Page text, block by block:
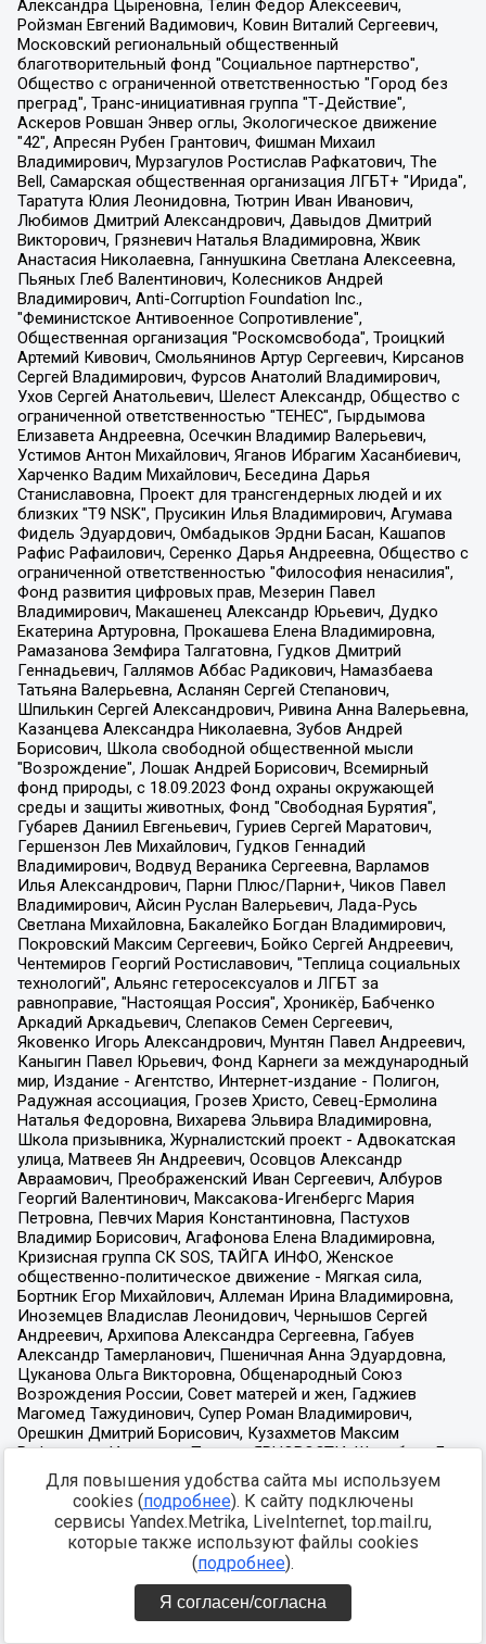
Для повышения удобства сайта мы используем
cookies (подробнее). К сайту подключены
сервисы Yandex.Metrika, LiveInternet, top.mail.ru,
которые также используют файлы cookies
(подробнее).
Я согласен/согласна